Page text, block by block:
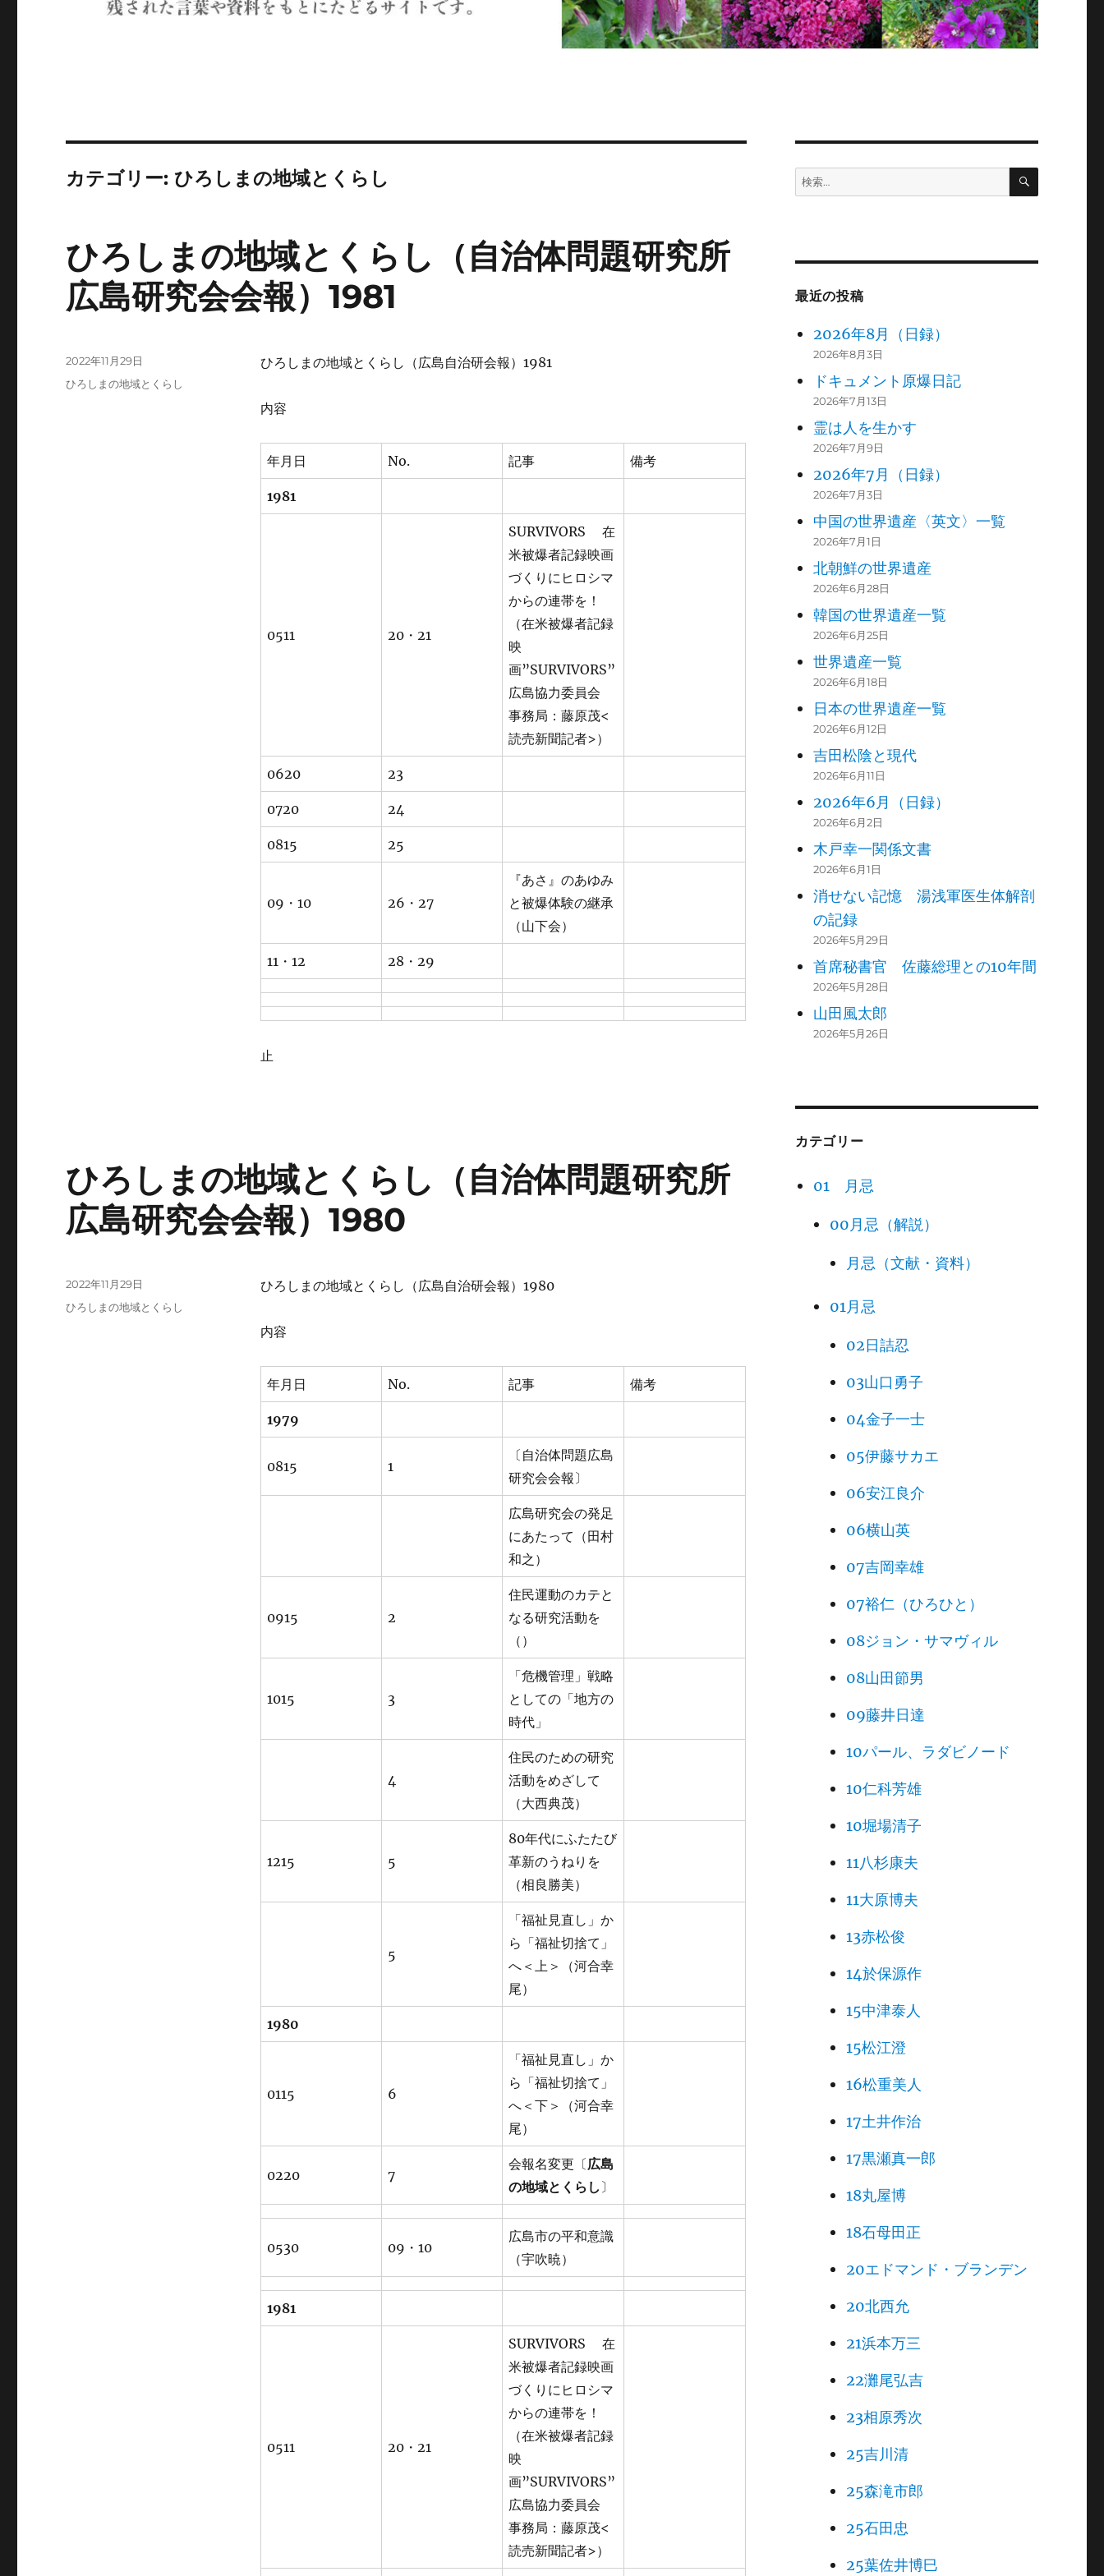
カテゴリー: ひろしまの地域とくらし
ひろしまの地域とくらし（自治体問題研究所
広島研究会会報）1981
ひろしまの地域とくらし（広島自治研会報）1981
内容
年月日 No. 記事 備考
1981
0511 20・21
SURVIVORS 在
米被爆者記録映画
づくりにヒロシマ
からの連帯を！
（在米被爆者記録
映
画”SURVIVORS”
広島協力委員会
事務局：藤原茂<
読売新聞記者>）
0620 23
0720 24
0815 25
09・10 26・27
『あさ』のあゆみ
と被爆体験の継承
（山下会）
11・12 28・29
止
投
2022年11月29日
カ
ひろしまの地域とくらし
ひろしまの地域とくらし（自治体問題研究所
広島研究会会報）1980
ひろしまの地域とくらし（広島自治研会報）1980
内容
年月日 No. 記事 備考
1979
0815 1
〔自治体問題広島
研究会会報〕
広島研究会の発足
にあたって（田村
和之）
0915 2
住民運動のカテと
なる研究活動を
（）
1015 3
「危機管理」戦略
としての「地方の
時代」
4
住民のための研究
活動をめざして
（大西典茂）
1215 5
80年代にふたたび
革新のうねりを
（相良勝美）
5
「福祉見直し」か
ら「福祉切捨て」
へ＜上＞（河合幸
尾）
1980
0115 6
「福祉見直し」か
ら「福祉切捨て」
へ＜下＞（河合幸
尾）
0220 7
会報名変更〔広島
の地域とくらし 〕
0530 09・10
広島市の平和意識
（宇吹暁）
1981
0511 20・21
SURVIVORS 在
米被爆者記録映画
づくりにヒロシマ
からの連帯を！
（在米被爆者記録
映
画”SURVIVORS”
広島協力委員会
事務局：藤原茂<
読売新聞記者>）
投
2022年11月29日
カ
ひろしまの地域とくらし
検
索:
検
最近の投稿
2026年8月（日録）
2026年8月3日
ドキュメント原爆日記
2026年7月13日
霊は人を生かす
2026年7月9日
2026年7月（日録）
2026年7月3日
中国の世界遺産〈英文〉一覧
2026年7月1日
北朝鮮の世界遺産
2026年6月28日
韓国の世界遺産一覧
2026年6月25日
世界遺産一覧
2026年6月18日
日本の世界遺産一覧
2026年6月12日
吉田松陰と現代
2026年6月11日
2026年6月（日録）
2026年6月2日
木戸幸一関係文書
2026年6月1日
消せない記憶 湯浅軍医生体解剖
の記録
2026年5月29日
首席秘書官 佐藤総理との10年間
2026年5月28日
山田風太郎
2026年5月26日
カテゴリー
01 月忌
00月忌（解説）
月忌（文献・資料）
01月忌
02日詰忍
03山口勇子
04金子一士
05伊藤サカエ
06安江良介
06横山英
07吉岡幸雄
07裕仁（ひろひと）
08ジョン・サマヴィル
08山田節男
09藤井日達
10パール、ラダビノード
10仁科芳雄
10堀場清子
11八杉康夫
11大原博夫
13赤松俊
14於保源作
15中津泰人
15松江澄
16松重美人
17土井作治
17黒瀬真一郎
18丸屋博
18石母田正
20エドマンド・ブランデン
20北西允
21浜本万三
22灘尾弘吉
23相原秀次
25吉川清
25森滝市郎
25石田忠
25葉佐井博巳